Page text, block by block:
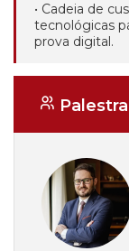
• Cadeia de
tecnológicas
prova digital.